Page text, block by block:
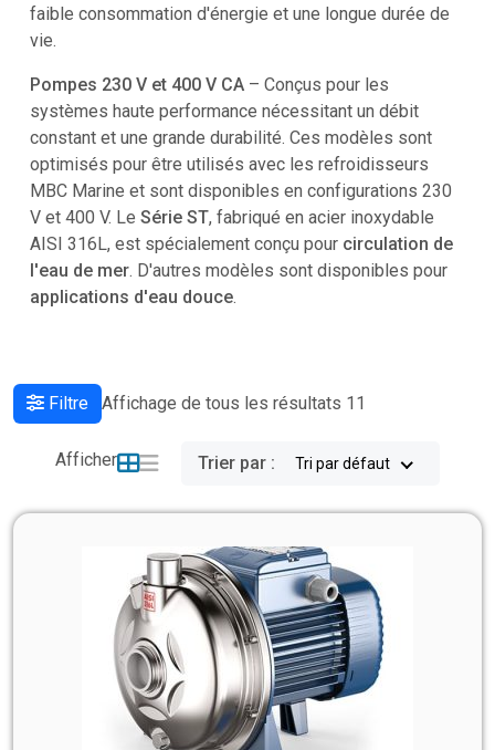
faible consommation d'énergie et une longue durée de
vie.
Pompes 230 V et 400 V CA– Conçus pour les
systèmes haute performance nécessitant un débit
constant et une grande durabilité. Ces modèles sont
optimisés pour être utilisés avec les refroidisseurs
MBC Marine et sont disponibles en configurations 230
V et 400 V. Le Série ST, fabriqué en acier inoxydable
AISI 316L, est spécialement conçu pour circulation de
l'eau de mer. D'autres modèles sont disponibles pour
applications d'eau douce.
Filtre Affichage de tous les résultats 11
Afficher Trier par : Tri par défaut